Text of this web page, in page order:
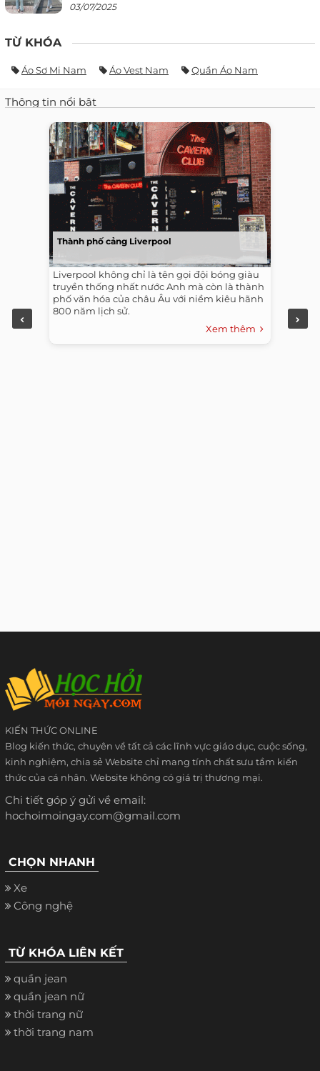
03/07/2025
TỪ KHÓA
Áo Sơ Mi Nam Áo Vest Nam Quần Áo Nam
Thông tin nổi bật
Thành phố cảng Liverpool
Liverpool không chỉ là tên gọi đội bóng giàu
truyền thống nhất nước Anh mà còn là thành
phố văn hóa của châu Âu với niềm kiêu hãnh
800 năm lịch sử.
Xem thêm
KIẾN THỨC ONLINE
Blog kiến thức, chuyên về tất cả các lĩnh vực giáo dục, cuộc sống,
kinh nghiệm, chia sẻ Website chỉ mang tính chất sưu tầm kiến
thức của cá nhân. Website không có giá trị thương mại.
Chi tiết góp ý gửi về email:
hochoimoingay.com@gmail.com
CHỌN NHANH
Xe
Công nghệ
TỪ KHÓA LIÊN KẾT
quần jean
quần jean nữ
thời trang nữ
thời trang nam